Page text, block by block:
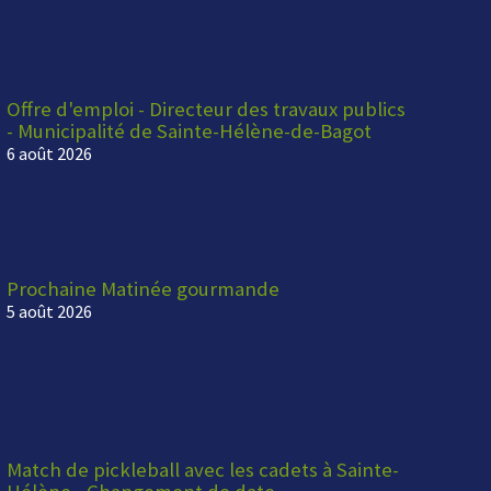
Offre d'emploi - Directeur des travaux publics
- Municipalité de Sainte-Hélène-de-Bagot
6 août 2026
Prochaine Matinée gourmande
5 août 2026
Match de pickleball avec les cadets à Sainte-